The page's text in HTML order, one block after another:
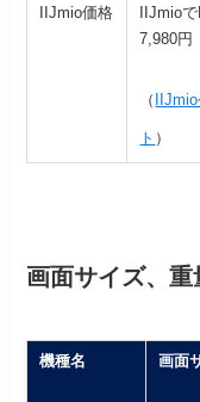
IIJmio価格
IIJmio
7,980円
（ IIJmio
ト ）
画面サイズ、重
機種名 画面